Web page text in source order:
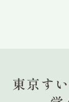
東京す